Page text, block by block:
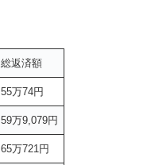
総返済額
55万74円
59万9,079円
65万721円